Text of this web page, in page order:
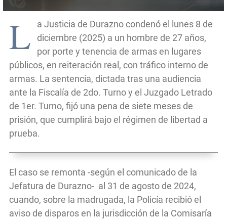
L
a Justicia de Durazno condenó el lunes 8 de
diciembre (2025) a un hombre de 27 años,
por porte y tenencia de armas en lugares
públicos, en reiteración real, con tráfico interno de
armas. La sentencia, dictada tras una audiencia
ante la Fiscalía de 2do. Turno y el Juzgado Letrado
de 1er. Turno, fijó una pena de siete meses de
prisión, que cumplirá bajo el régimen de libertad a
prueba.
El caso se remonta -según el comunicado de la
Jefatura de Durazno- al 31 de agosto de 2024,
cuando, sobre la madrugada, la Policía recibió el
aviso de disparos en la jurisdicción de la Comisaría